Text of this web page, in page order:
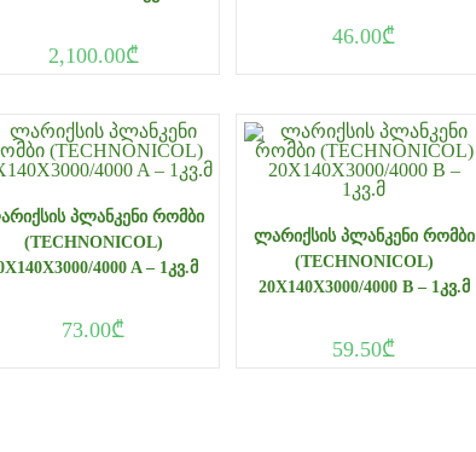
2,100.00₾
46.00₾
ᲞᲚᲐᲜᲙᲔᲜᲘ ᲠᲝᲛᲑᲘ
(TECHNONICOL)
4000 A – 1ᲙᲕ.Მ
73.00₾
ᲚᲐᲠᲘᲥᲡᲘᲡ ᲞᲚᲐᲜᲙᲔᲜᲘ ᲠᲝᲛᲑᲘ
(TECHNONICOL)
20X140X3000/4000 B – 1ᲙᲕ.Მ
59.50₾